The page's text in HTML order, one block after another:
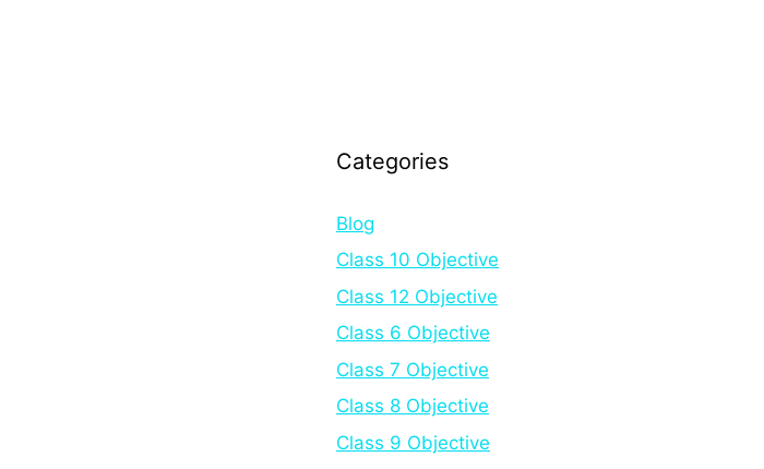
Categories
Blog
Class 10 Objective
Class 12 Objective
Class 6 Objective
Class 7 Objective
Class 8 Objective
Class 9 Objective